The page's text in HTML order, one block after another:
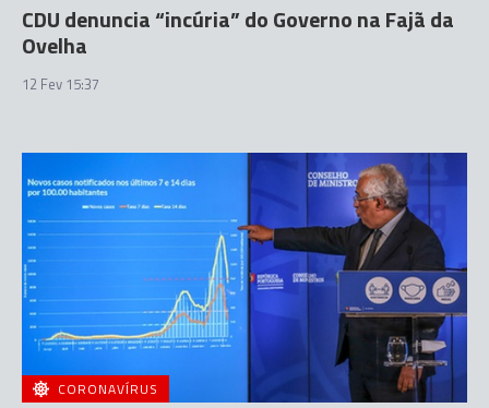
CDU denuncia “incúria” do Governo na Fajã da
Ovelha
12 Fev 15:37
CORONAVÍRUS